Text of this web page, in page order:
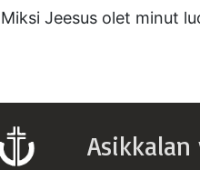
Miksi Jeesus olet minut
Asikkalan